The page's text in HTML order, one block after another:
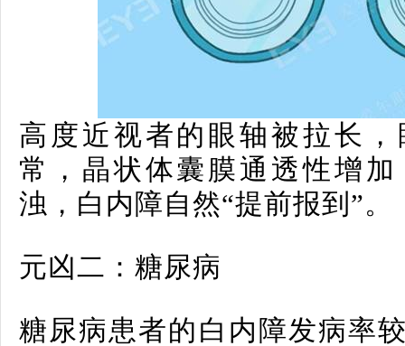
高度近视者的眼轴被拉长
常，晶状体囊膜通透性增
浊，白内障自然“提前报到”。
元凶二：糖尿病
糖尿病患者的白内障发病率